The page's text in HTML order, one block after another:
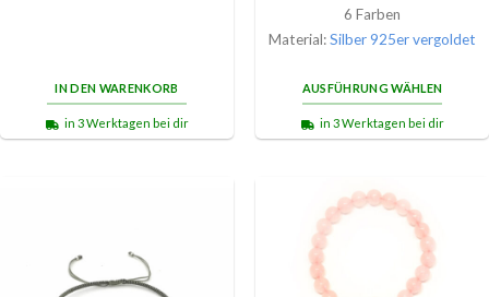
IN DEN WARENKORB
in 3 Werktagen bei dir
6 Farben
Material:Silber 925er vergoldet
AUSFÜHRUNG WÄHLEN
in 3 Werktagen bei dir